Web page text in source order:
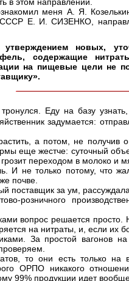
в этом направлении.
меня А. Я.
Е. И. СИЗЕНКО,
новых,
содержащие
на пищевые цели не
Еду на базу
задумается:
а потом, не получив
еще жестче: суточный
переходом в молоко и
И не только потому, что
почве.
поставщик за ум,
розничного
вопрос решается просто.
на нитраты, и, если их
За простой вагонов
то они есть только на
ОРПО никакого
99% продукции идет